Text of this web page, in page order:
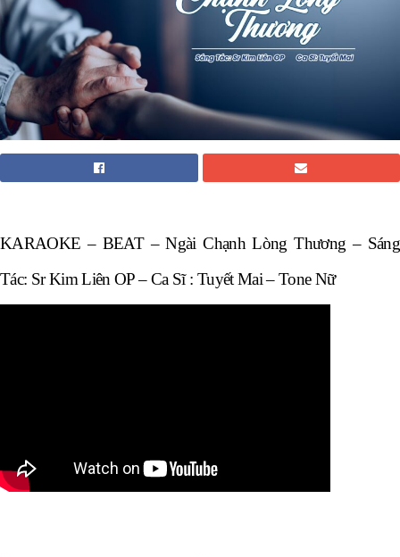
KARAOKE – BEAT – Ngài Chạnh Lòng Thương – Sáng
Tác: Sr Kim Liên OP – Ca Sĩ : Tuyết Mai – Tone Nữ